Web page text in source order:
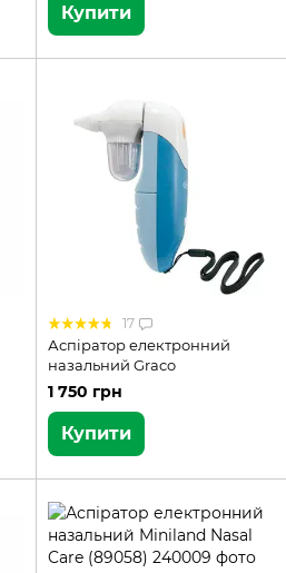
Купити
17
Аспіратор електронний
назальний Graco
1 750 грн
Купити